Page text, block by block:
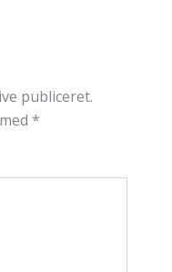
publiceret.
*